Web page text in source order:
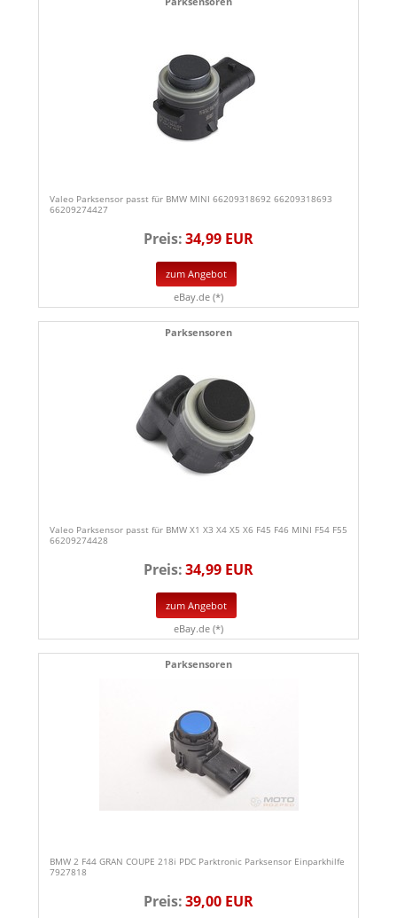
Valeo Parksensor passt für BMW MINI 66209318692 66209318693
66209274427
Preis:34,99 EUR
zum Angebot
eBay.de (*)
Parksensoren
Valeo Parksensor passt für BMW X1 X3 X4 X5 X6 F45 F46 MINI F54 F55
66209274428
Preis:34,99 EUR
zum Angebot
eBay.de (*)
Parksensoren
BMW 2 F44 GRAN COUPE 218i PDC Parktronic Parksensor Einparkhilfe
7927818
Preis:39,00 EUR